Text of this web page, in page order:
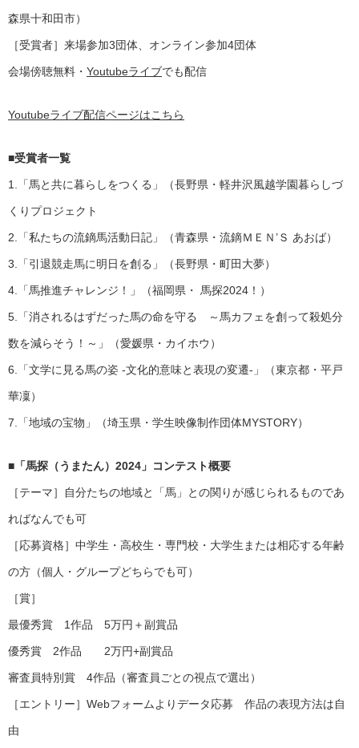
森県十和田市）
［受賞者］来場参加3団体、オンライン参加4団体
会場傍聴無料・ Youtubeライブでも配信
Youtubeライブ配信ページはこちら
■受賞者一覧
1.「馬と共に暮らしをつくる」（長野県・軽井沢風越学園暮らしづ
くりプロジェクト
2.「私たちの流鏑馬活動日記」（青森県・流鏑ＭＥＮ’Ｓ あおば）
3.「引退競走馬に明日を創る」（長野県・町田大夢）
4.「馬推進チャレンジ！」（福岡県・ 馬探2024！）
5.「消されるはずだった馬の命を守る ～馬カフェを創って殺処分
数を減らそう！～」（愛媛県・カイホウ）
6.「文学に見る馬の姿 -文化的意味と表現の変遷-」（東京都・平戸
華凜）
7.「地域の宝物」（埼玉県・学生映像制作団体MYSTORY）
■「馬探（うまたん）2024」コンテスト概要
［テーマ］自分たちの地域と「馬」との関りが感じられるものであ
ればなんでも可
［応募資格］中学生・高校生・専門校・大学生または相応する年齢
の方（個人・グループどちらでも可）
［賞］
最優秀賞 1作品 5万円＋副賞品
優秀賞 2作品 2万円+副賞品
審査員特別賞 4作品（審査員ごとの視点で選出）
［エントリー］Webフォームよりデータ応募 作品の表現方法は自
由